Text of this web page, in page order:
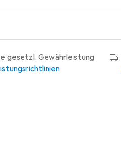
gesetzl. Gewährleistung